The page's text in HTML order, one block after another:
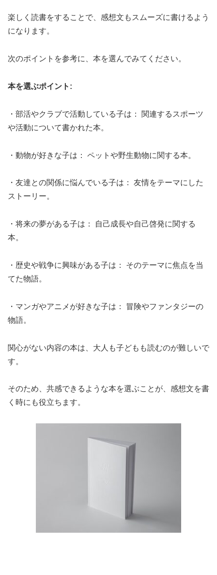
楽しく読書をすることで、感想文もスムーズに書けるよう
になります。
次のポイントを参考に、本を選んでみてください。
本を選ぶポイント:
・部活やクラブで活動している子は： 関連するスポーツ
や活動について書かれた本。
・動物が好きな子は： ペットや野生動物に関する本。
・友達との関係に悩んでいる子は： 友情をテーマにした
ストーリー。
・将来の夢がある子は： 自己成長や自己啓発に関する
本。
・歴史や戦争に興味がある子は： そのテーマに焦点を当
てた物語。
・マンガやアニメが好きな子は： 冒険やファンタジーの
物語。
関心がない内容の本は、大人も子どもも読むのが難しいで
す。
そのため、共感できるような本を選ぶことが、感想文を書
く時にも役立ちます。